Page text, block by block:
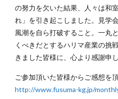
の努力を欠いた結果、人々は和
れ」を引き起こしました。見学
風潮を自ら打破すること。一丸
くべきだとするハリマ産業の挑
きました皆様に、心より感謝申
ご参加頂いた皆様からご感想を
http://www.fusuma-kg.jp/